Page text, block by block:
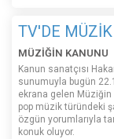
TV'DE MÜZİK
MÜZİĞİN KANUNU
Kanun sanatçısı
sunumuyla bugün
ekrana gelen Müziğin
pop müzik türündeki
özgün yorumlarıyla
konuk oluyor.